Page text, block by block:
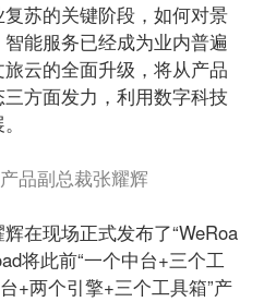
苏的关键阶段，如何对景
能服务已经成为业内普遍
云的全面升级，将从产品
方面发力，利用数字科技
品副总裁张耀辉
在现场正式发布了“WeRoa
将此前“一个中台+三个工
+两个引擎+三个工具箱”产